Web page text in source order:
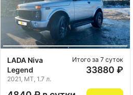
LADA Niva
Legend
2021, MT, 1.7 л.
Итого за 7 суток
33880 ₽